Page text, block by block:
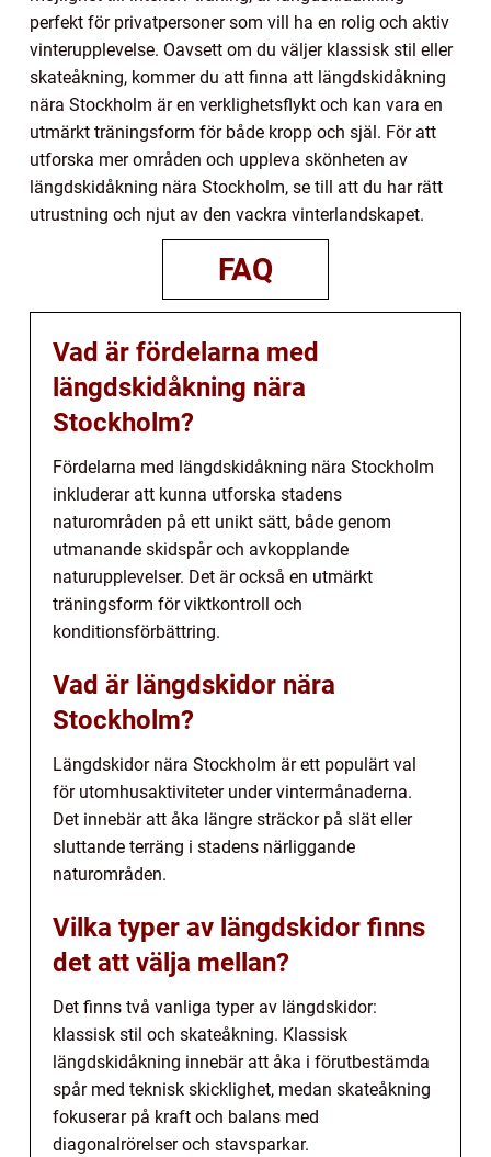
perfekt för privatpersoner som vill ha en rolig och aktiv
vinterupplevelse. Oavsett om du väljer klassisk stil eller
skateåkning, kommer du att finna att längdskidåkning
nära Stockholm är en verklighetsflykt och kan vara en
utmärkt träningsform för både kropp och själ. För att
utforska mer områden och uppleva skönheten av
längdskidåkning nära Stockholm, se till att du har rätt
utrustning och njut av den vackra vinterlandskapet.
FAQ
Vad är fördelarna med
längdskidåkning nära
Stockholm?
Fördelarna med längdskidåkning nära Stockholm
inkluderar att kunna utforska stadens
naturområden på ett unikt sätt, både genom
utmanande skidspår och avkopplande
naturupplevelser. Det är också en utmärkt
träningsform för viktkontroll och
konditionsförbättring.
Vad är längdskidor nära
Stockholm?
Längdskidor nära Stockholm är ett populärt val
för utomhusaktiviteter under vintermånaderna.
Det innebär att åka längre sträckor på slät eller
sluttande terräng i stadens närliggande
naturområden.
Vilka typer av längdskidor finns
det att välja mellan?
Det finns två vanliga typer av längdskidor:
klassisk stil och skateåkning. Klassisk
längdskidåkning innebär att åka i förutbestämda
spår med teknisk skicklighet, medan skateåkning
fokuserar på kraft och balans med
diagonalrörelser och stavsparkar.